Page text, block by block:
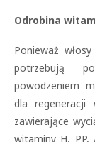
Odrobina
Ponieważ
potrzebują
powodzeniem
dla regeneracji
zawierające
witaminy H,